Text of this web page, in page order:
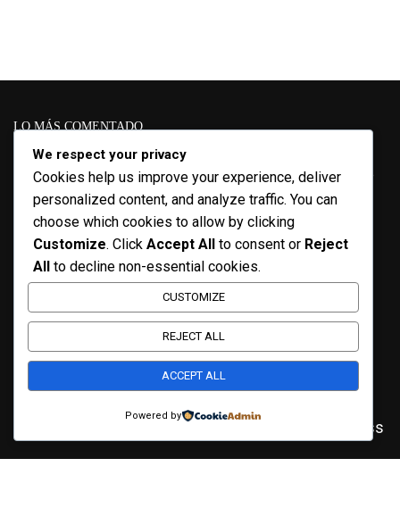
LO MÁS COMENTADO
ArtesBoletinCENBConferenciasConvocatoriaCourse
COVID-19 Cuadernos curriculares DescargablesDesigner
DiplomadoEcLEducación en movimiento
LepeEscrituraEstrategias didácticasExperiencias
eZines Formación Fundación SM Guanajuato Laboratorio de ideas
Lectura Lengua escrita
ComunicaciónLibros de Texto GratuitosLTG Maestros
MatemáticasNDÖNÍ NDÖNÍ Móvíl NEMNiños
Nueva Escuela Méxicana
Unidad Movíl WordPress
We respect your privacy
Cookies help us improve your experience, deliver
personalized content, and analyze traffic. You can
choose which cookies to allow by clicking
Customize. Click Accept All to consent or Reject
All to decline non-essential cookies.
CUSTOMIZE
REJECT ALL
ACCEPT ALL
Powered by